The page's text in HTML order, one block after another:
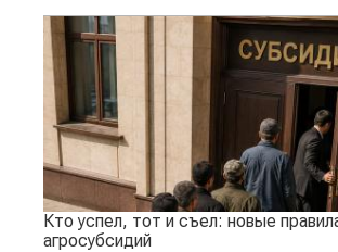
Кто успел, тот и съел: новые
агросубсидий